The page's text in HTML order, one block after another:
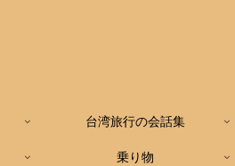
台湾旅行の会話集
乗り物